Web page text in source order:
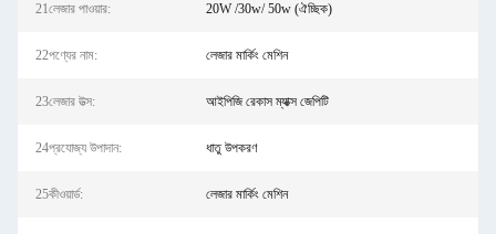
21লেজার পাওয়ার: 20W /30w/ 50w (ঐচ্ছিক)
22পণ্যের নাম: লেজার মার্কিং মেশিন
23লেজার উত্স: আইপিজি রেকাস ম্যাক্স জেপিটি
24প্রযোজ্য উপাদান: ধাতু উপকরণ
25কীওয়ার্ড: লেজার মার্কিং মেশিন